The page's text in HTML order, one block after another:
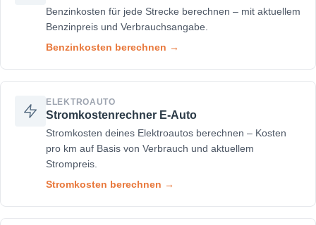
Benzinkosten für jede Strecke berechnen – mit aktuellem
Benzinpreis und Verbrauchsangabe.
Benzinkosten berechnen →
ELEKTROAUTO
Stromkostenrechner E-Auto
Stromkosten deines Elektroautos berechnen – Kosten
pro km auf Basis von Verbrauch und aktuellem
Strompreis.
Stromkosten berechnen →